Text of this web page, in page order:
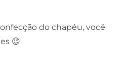
do chapéu, você
😉